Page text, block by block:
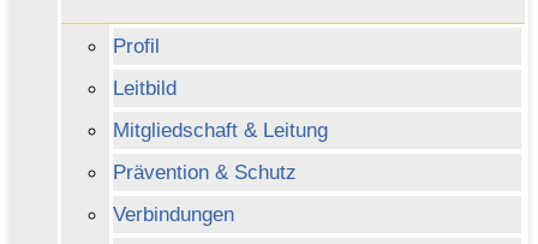
Profil
Leitbild
Mitgliedschaft & Leitung
Prävention & Schutz
Verbindungen